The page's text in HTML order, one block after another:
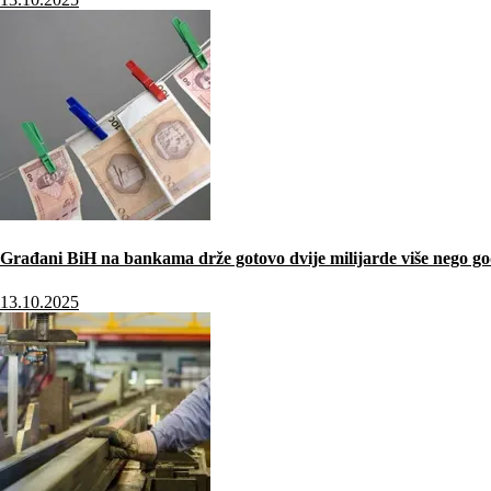
Građani BiH na bankama drže gotovo dvije milijarde više nego
13.10.2025